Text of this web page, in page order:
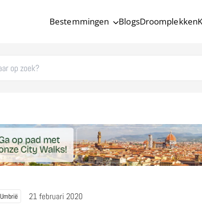
Bestemmingen BlogsDroomplekken
Umbrië 21 februari 2020